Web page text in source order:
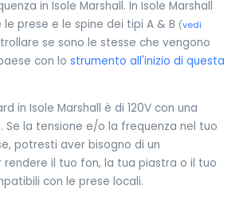
in Isole Marshall. In Isole Marshall
prese e le spine dei tipi A & B (vedi
se sono le stesse che vengono
con lo strumento all'inizio di questa
in Isole Marshall è di 120V con una
Se la tensione e/o la frequenza nel tuo
potresti aver bisogno di un
il tuo fon, la tua piastra o il tuo
con le prese locali.